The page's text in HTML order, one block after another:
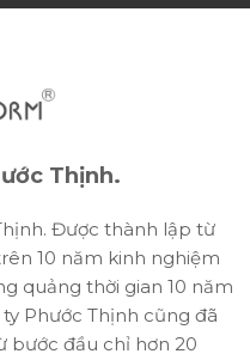
Thịnh.
Được thành lập từ
10 năm kinh nghiệm
quảng thời gian 10 năm
Phước Thịnh cũng đã
bước đầu chỉ hơn 20